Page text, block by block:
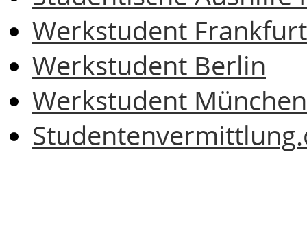
Werkstudent Frankfurt
Werkstudent Berlin
Werkstudent München